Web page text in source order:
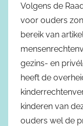
Volgens de
voor ouders
bereik van
gezins- en
heeft de
kinderen van
ouders wel de